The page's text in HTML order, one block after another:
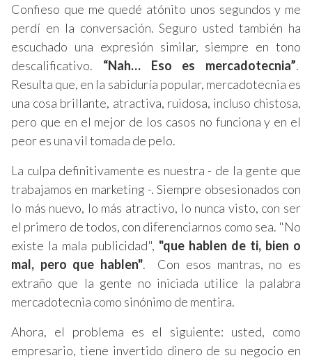
Confieso que me quedé atónito unos segundos y me
perdí en la conversación. Seguro usted también ha
escuchado una expresión similar, siempre en tono
descalificativo. “Nah… Eso es mercadotecnia”.
Resulta que, en la sabiduría popular, mercadotecnia es
una cosa brillante, atractiva, ruidosa, incluso chistosa,
pero que en el mejor de los casos no funciona y en el
peor es una vil tomada de pelo.
La culpa definitivamente es nuestra - de la gente que
trabajamos en marketing -. Siempre obsesionados con
lo más nuevo, lo más atractivo, lo nunca visto, con ser
el primero de todos, con diferenciarnos como sea. "No
existe la mala publicidad", "que hablen de ti, bien o
mal, pero que hablen". Con esos mantras, no es
extraño que la gente no iniciada utilice la palabra
mercadotecnia como sinónimo de mentira.
Ahora, el problema es el siguiente: usted, como
empresario, tiene invertido dinero de su negocio en